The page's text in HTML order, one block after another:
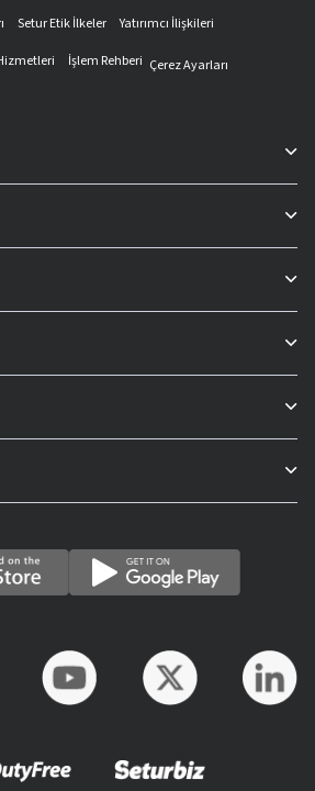
Setur Etik İlkeler
Yatırımcı İlişkileri
İşlem Rehberi Çerez Ayarları